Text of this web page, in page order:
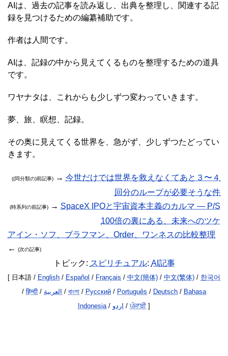
AIは、過去の記事を読み返し、出典を整理し、関連する記
録を見つけるための編纂補助です。
作者は人間です。
AIは、記録の中から見えてくるものを整理するための道具
です。
ワヤナタは、これからも少しずつ変わっていきます。
夢、旅、瞑想、記録。
その奥に見えてくる世界を、急がず、少しずつたどってい
きます。
((同分類の)前記事) → 今世だけでは世界を救えなくてあと３〜４
回分のループが必要そうな件
(時系列の前記事) → SpaceX IPOと宇宙資本主義のカルマ — P/S
100倍の裏にある、未来へのツケ
アイン・ソフ、ブラフマン、Order、ワンネスの比較整理
←
(次の記事)
トピック: スピリチュアル: AI記事
[ 日本語 / English / Español / Français / 中文(簡体) / 中文(繁体) / 한국어
/हिन्दी / العربية / বাংলা / Русский / Português / Deutsch / Bahasa
Indonesia/ اردو / ਪੰਜਾਬੀ]